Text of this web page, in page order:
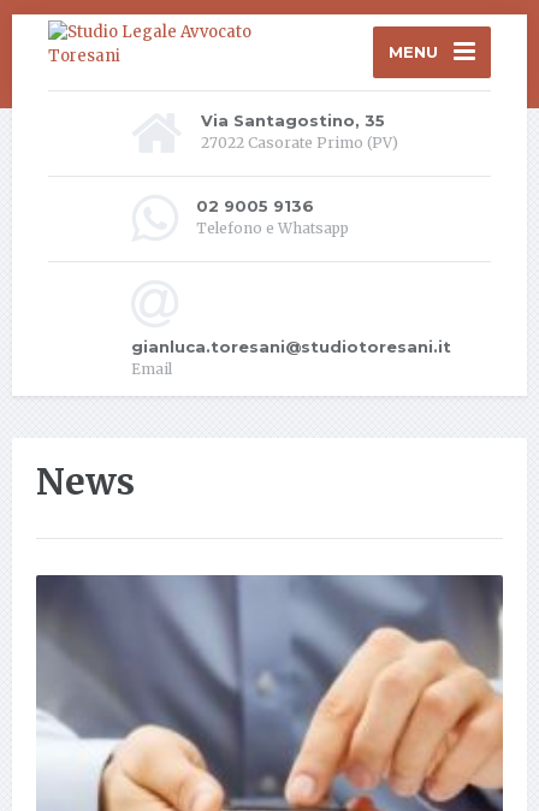
MENU
Via Santagostino, 35
27022 Casorate Primo (PV)
02 9005 9136
Telefono e Whatsapp
gianluca.toresani@studiotoresani.it
Email
News